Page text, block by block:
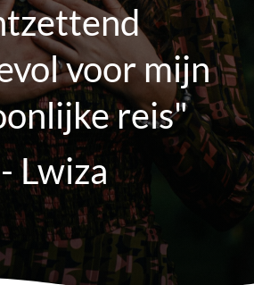
voor mijn
reis"
- Lwiza